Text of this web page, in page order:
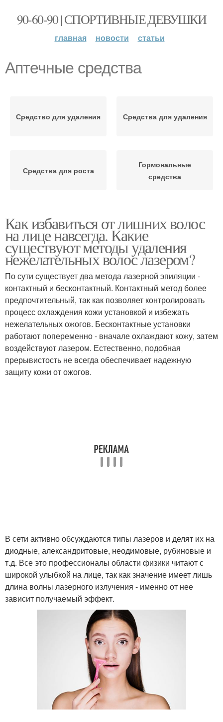
90-60-90 | СПОРТИВНЫЕ ДЕВУШКИ
главная новости статьи
Аптечные средства
Средство для удаления Средства для удаления
Средства для роста
Гормональные
средства
Как избавиться от лишних волос
на лице навсегда. Какие
существуют методы удаления
нежелательных волос лазером?
По сути существует два метода лазерной эпиляции -
контактный и бесконтактный. Контактный метод более
предпочтительный, так как позволяет контролировать
процесс охлаждения кожи установкой и избежать
нежелательных ожогов. Бесконтактные установки
работают попеременно - вначале охлаждают кожу, затем
воздействуют лазером. Естественно, подобная
прерывистость не всегда обеспечивает надежную
защиту кожи от ожогов.
В сети активно обсуждаются типы лазеров и делят их на
диодные, александритовые, неодимовые, рубиновые и
т.д. Все это профессионалы области физики читают с
широкой улыбкой на лице, так как значение имеет лишь
длина волны лазерного излучения - именно от нее
зависит получаемый эффект.